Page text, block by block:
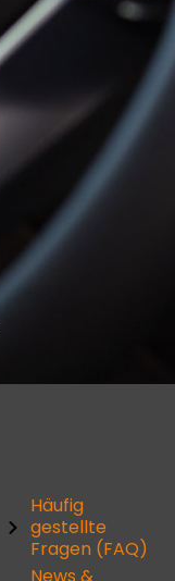
Häufig
gestellte
Fragen (FAQ)